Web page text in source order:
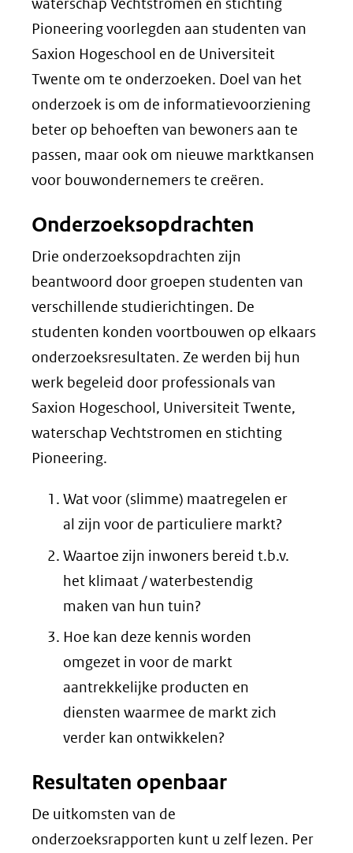
Pioneering voorlegden aan studenten van
Saxion Hogeschool en de Universiteit
Twente om te onderzoeken. Doel van het
onderzoek is om de informatievoorziening
beter op behoeften van bewoners aan te
passen, maar ook om nieuwe marktkansen
voor bouwondernemers te creëren.
Onderzoeksopdrachten
Drie onderzoeksopdrachten zijn
beantwoord door groepen studenten van
verschillende studierichtingen. De
studenten konden voortbouwen op elkaars
onderzoeksresultaten. Ze werden bij hun
werk begeleid door professionals van
Saxion Hogeschool, Universiteit Twente,
waterschap Vechtstromen en stichting
Pioneering.
Wat voor (slimme) maatregelen er
al zijn voor de particuliere markt?
Waartoe zijn inwoners bereid t.b.v.
het klimaat / waterbestendig
maken van hun tuin?
Hoe kan deze kennis worden
omgezet in voor de markt
aantrekkelijke producten en
diensten waarmee de markt zich
verder kan ontwikkelen?
Resultaten openbaar
De uitkomsten van de
onderzoeksrapporten kunt u zelf lezen. Per